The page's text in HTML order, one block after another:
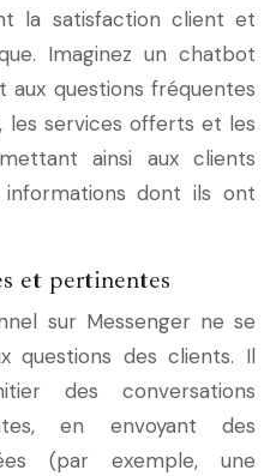
la satisfaction client et
Imaginez un chatbot
questions fréquentes
les services offerts et les
ainsi aux clients
dont ils ont
et pertinentes
sur Messenger ne se
questions des clients. Il
des conversations
en envoyant des
(par exemple, une